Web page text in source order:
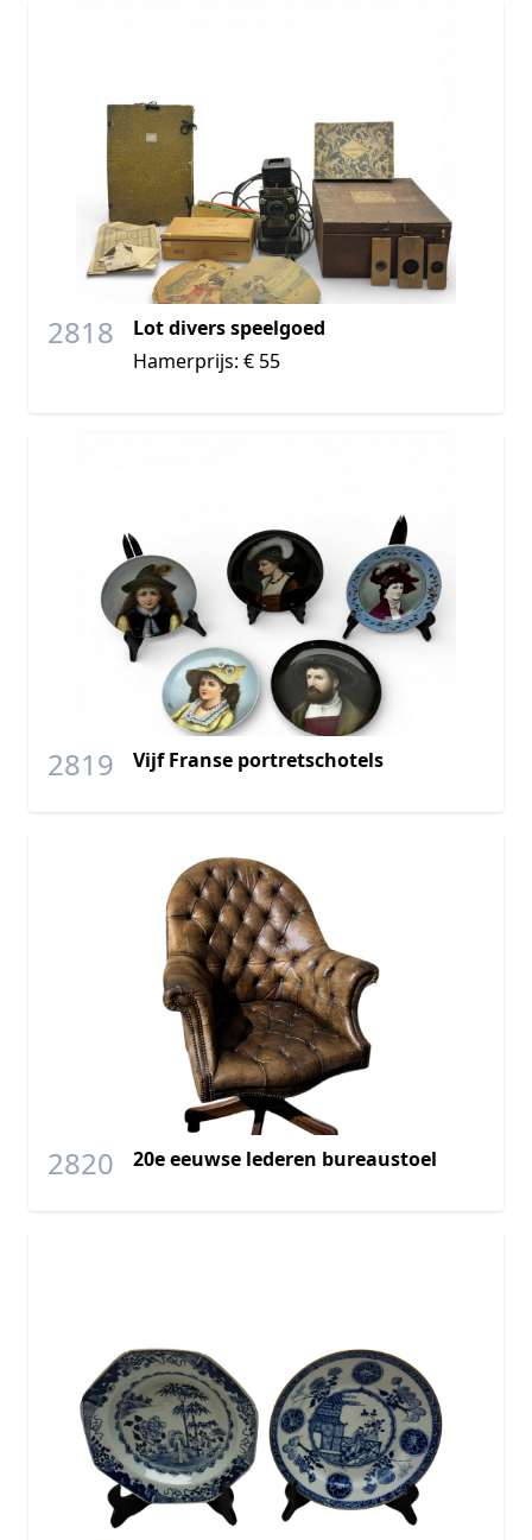
2818
Lot divers speelgoed
Hamerprijs: € 55
2819 Vijf Franse portretschotels
2820 20e eeuwse lederen bureaustoel